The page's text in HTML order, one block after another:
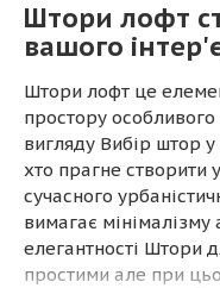
Штори лофт
вашого
Штори лофт це
простору
вигляду Вибір штор
хто прагне створити
сучасного
вимагає
елегантності Штори
простими але при